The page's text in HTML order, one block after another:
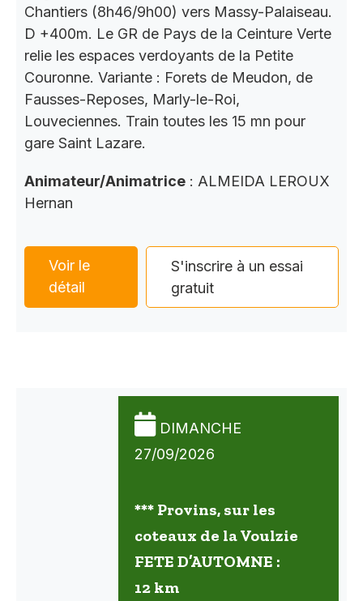
Chantiers (8h46/9h00) vers Massy-Palaiseau.
D +400m. Le GR de Pays de la Ceinture Verte
relie les espaces verdoyants de la Petite
Couronne. Variante : Forets de Meudon, de
Fausses-Reposes, Marly-le-Roi,
Louveciennes. Train toutes les 15 mn pour
gare Saint Lazare.
Animateur/Animatrice : ALMEIDA LEROUX
Hernan
Voir le
détail
S'inscrire à un essai
gratuit
DIMANCHE
27/09/2026
*** Provins, sur les
coteaux de la Voulzie
FETE D’AUTOMNE :
12 km